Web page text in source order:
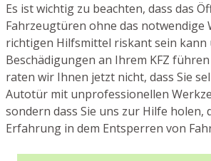
Es ist wichtig zu beachten, dass das
Fahrzeugtüren ohne das notwendige
richtigen Hilfsmittel riskant sein kann
Beschädigungen an Ihrem KFZ
raten wir Ihnen jetzt nicht, dass Sie
Autotür mit unprofessionellen
sondern dass Sie uns zur Hilfe holen,
Erfahrung in dem Entsperren von